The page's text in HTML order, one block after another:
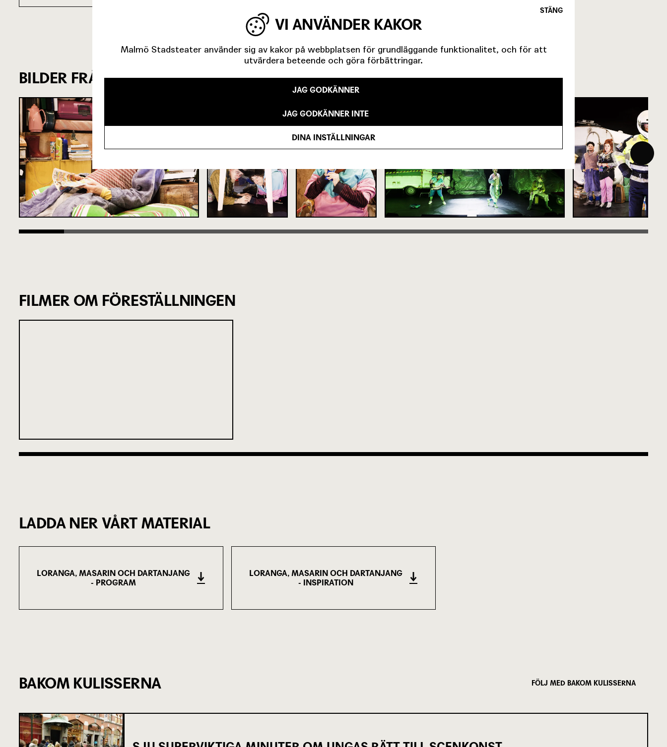
BILDER FRÅN FÖRESTÄLLNINGEN
FILMER OM FÖRESTÄLLNINGEN
LADDA NER VÅRT MATERIAL
LORANGA, MASARIN OCH DARTANJANG
- PROGRAM
LORANGA, MASARIN OCH DARTANJANG
- INSPIRATION
BAKOM KULISSERNA FÖLJ MED BAKOM KULISSERNA
STÄNG
VI ANVÄNDER KAKOR
Malmö Stadsteater använder sig av kakor på webbplatsen för grundläggande funktionalitet, och för att
utvärdera beteende och göra förbättringar.
JAG GODKÄNNER
JAG GODKÄNNER INTE
DINA INSTÄLLNINGAR